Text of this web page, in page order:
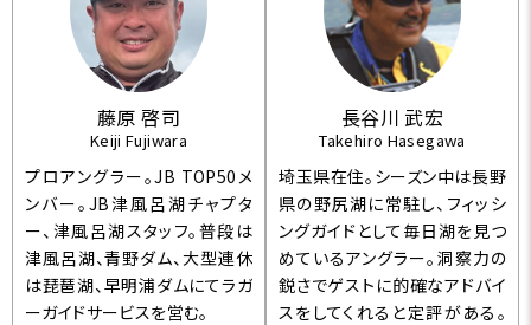
藤原 啓司
Keiji Fujiwara
プロアングラー。JB TOP50メ
ンバー。JB津風呂湖チャプタ
ー、津風呂湖スタッフ。普段は
津風呂湖、青野ダム、大型連休
は琵琶湖、早明浦ダムにてラガ
ーガイドサービスを営む。
長谷川 武宏
Takehiro Hasegawa
埼玉県在住。シーズン中は長野
県の野尻湖に常駐し、フィッシ
ングガイドとして毎日湖を見つ
めているアングラー。洞察力の
鋭さでゲストに的確なアドバイ
スをしてくれると定評がある。